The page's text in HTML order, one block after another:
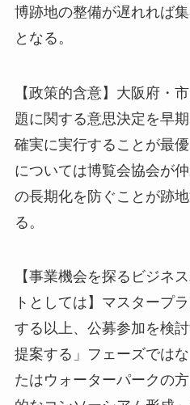
博跡地の整備が遅れれば
となる。
【政策的含意】大阪府・
題に関する意思決定を早期
確実に実行することが最
については博覧会協会が
の長期化を防ぐことが跡
る。
【事業機会を探るビジネ
トとしては】マスタープ
する以上、公募参加を検
提案する」フェーズでは
たはウォーターパークの